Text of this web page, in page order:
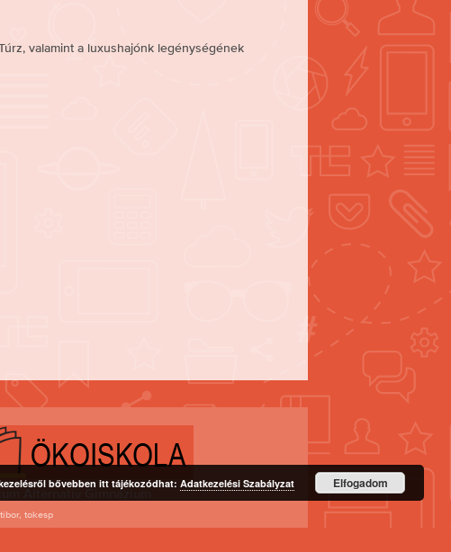
valamint a luxushajónk legénységének
Alternatív Gimnázium
tokesp
bővebben itt tájékozódhat: Adatkezelési Szabályzat Elfogadom